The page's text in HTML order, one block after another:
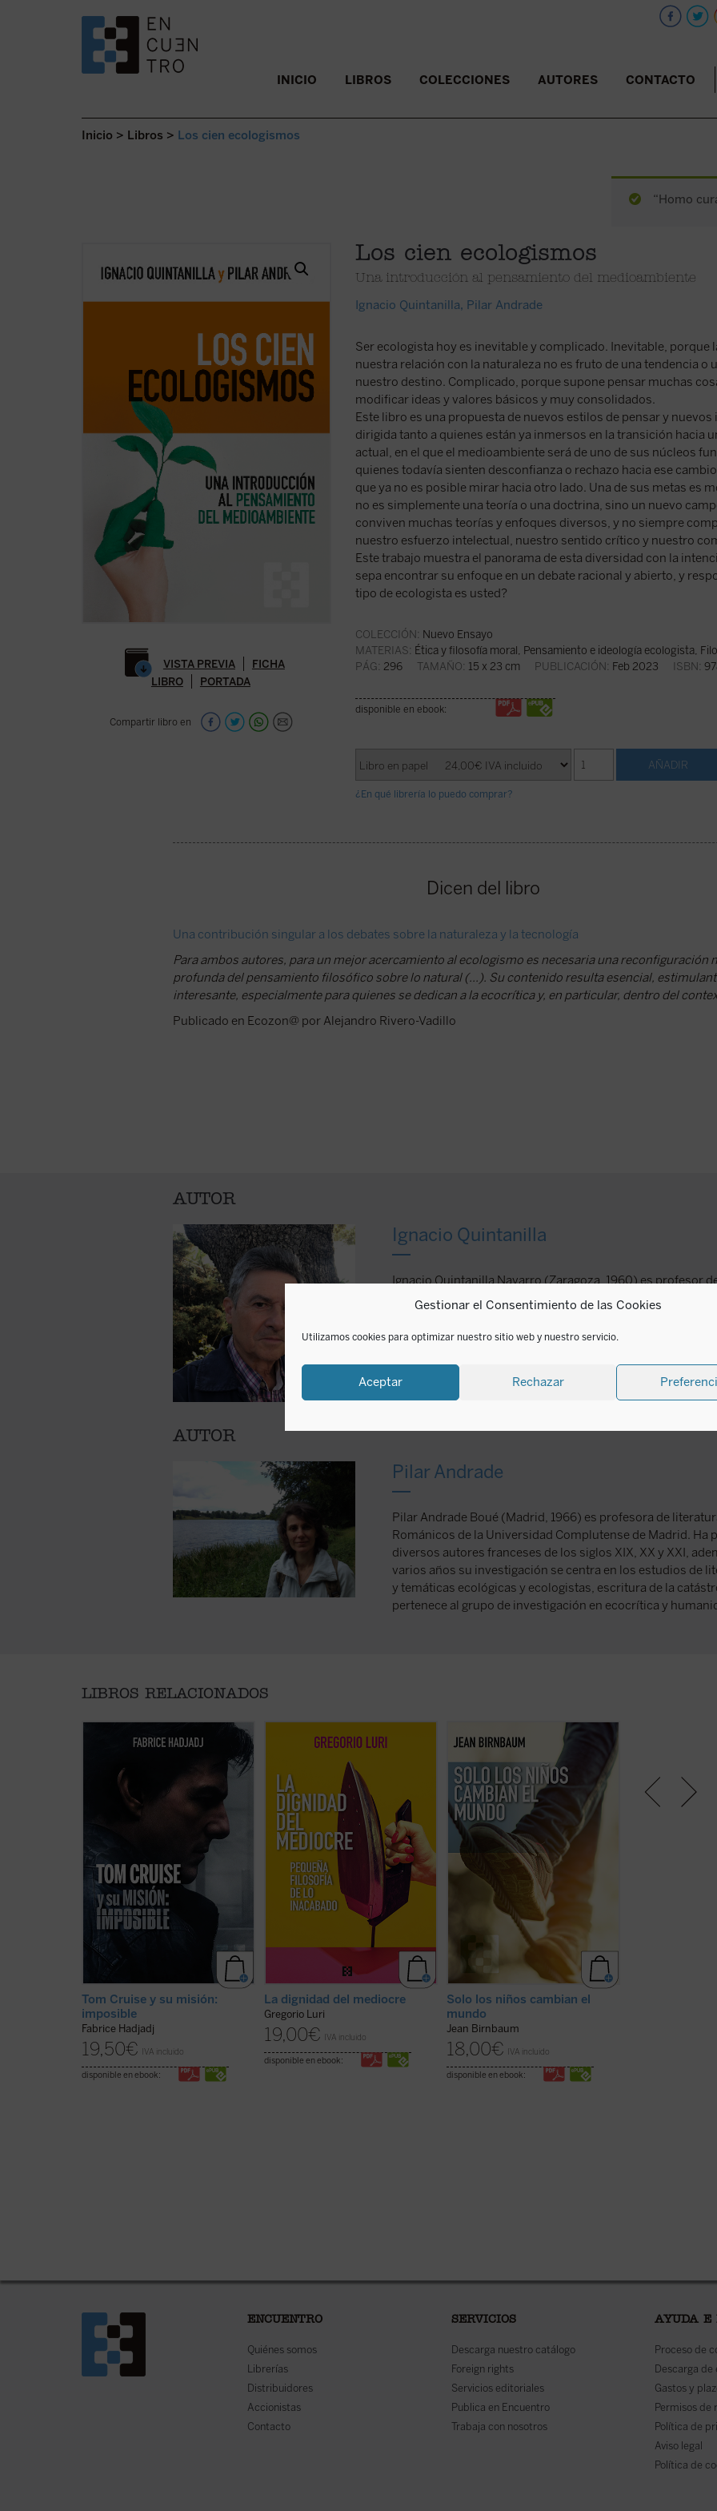
Gestionar el Consentimiento de las Cookies
Utilizamos cookies para optimizar nuestro sitio web y nuestro servicio.
Aceptar Rechazar
SALTAR AL CONTENIDO. INICIO LIBROS COLECCIONES AUTORES CONTACTO
Inicio > Libros > Los cien ecologismos
“Homo
VISTA PREVIA
FICHA
LIBRO
PORTADA
Compartir libro en
Los cien ecologismos
Una introducción al pensamiento del medioambiente
Ignacio Quintanilla, Pilar Andrade
Ser ecologista hoy es inevitable y complicado. Inevitable, porque
nuestra relación con la naturaleza no es fruto de una tendencia o
nuestro destino. Complicado, porque supone pensar muchas
modificar ideas y valores básicos y muy consolidados.
Este libro es una propuesta de nuevos estilos de pensar y
dirigida tanto a quienes están ya inmersos en la transición hacia
actual, en el que el medioambiente será de uno de sus núcleos
quienes todavía sienten desconfianza o rechazo hacia ese
que ya no es posible mirar hacia otro lado. Una de sus metas es
no es simplemente una teoría o una doctrina, sino un nuevo
conviven muchas teorías y enfoques diversos, y no siempre
nuestro esfuerzo intelectual, nuestro sentido crítico y nuestro
Este trabajo muestra el panorama de esta diversidad con la
sepa encontrar su enfoque en un debate racional y abierto, y
tipo de ecologista es usted?
COLECCIÓN: Nuevo Ensayo
MATERIAS: Ética y filosofía moral Pensamiento e ideología ecologista,
PÁG: 296 TAMAÑO: 15 x 23 cm PUBLICACIÓN: Feb 2023 ISBN:
disponible en ebook:
¿En qué librería lo puedo comprar?
Dicen del libro
Una contribución singular a los debates sobre la naturaleza y la tecnología
Para ambos autores, para un mejor acercamiento al ecologismo es necesaria una reconfiguración
profunda del pensamiento filosófico sobre lo natural (...). Su contenido resulta esencial,
interesante, especialmente para quienes se dedican a la ecocrítica y, en particular, dentro del
Publicado en Ecozon@ por Alejandro Rivero-Vadillo
AUTOR
Ignacio Quintanilla
Ignacio Quintanilla Navarro (Zaragoza, 1960) es profesor
en el Departamento de Estudios Educativos de la
y psicólogo, investiga sobre historia de las ideas, filosofía
del conocimiento e inteligencia. Es miembro del grupo de
Políticas Educativas y del proyecto de innovación sobre
UCM. Desde hace años estudia la evolución del
AUTOR
Pilar Andrade
Pilar Andrade Boué (Madrid, 1966) es profesora de
Románicos de la Universidad Complutense de Madrid.
diversos autores franceses de los siglos XIX, XX y XXI,
varios años su investigación se centra en los estudios de
y temáticas ecológicas y ecologistas, escritura de la
pertenece al grupo de investigación en ecocrítica y
LIBROS RELACIONADOS
Hadjadj mira a Tom Cruise más
allá del cine. Cuando un actor se
convierte en símbolo de una
generación, inevitablemente
refleja algo de su época. Por eso,
al hablar de Tom, hablamos
también de toda la humanidad.
Entre filosofía, teología y cultura
popular, este libro nos invita a
recordar que: vivir puede ...
ficha)
Tom Cruise y su misión:
imposible
Fabrice Hadjadj
19,50€ IVA incluido
disponible en ebook:
Gregorio Luri nos conduce por un
que nuestra condición intermedia
—entre la animalidad y la
divinidad, entre el ser y la nada—
es, en realidad, la fuente de
nuestra dignidad. Un canto a la
condición humana, escrito para el
mediocre que vive entre cosas
que se acaban, ...
(ver ficha)
La dignidad del mediocre
Gregorio Luri
19,00€ IVA incluido
disponible en ebook:
Birnbaum retoma, tras
El coraje
, el pulso de la política y
la introspección con una pregunta
aparentemente sencilla: ¿qué
sucede cuando llega un hijo al
mundo? Desde Rosa Luxemburgo
hasta Hannah Arendt, pasando
por Roland Barthes, Birnbaum
combina memoria personal,
referencias filosóficas y ...
Solo los niños cambian el
mundo
Jean Birnbaum
18,00€ IVA incluido
disponible en ebook:
sobre el colapso
digital. Es una
ENCUENTRO
Quiénes somos
Librerías
Distribuidores
Accionistas
Contacto
SERVICIOS
Descarga nuestro catálogo
Foreign rights
Servicios editoriales
Publica en Encuentro
Trabaja con nosotros
AYUDA E
Proceso de
Descarga de
Gastos y
Permisos de
Política de
Aviso legal
Política de